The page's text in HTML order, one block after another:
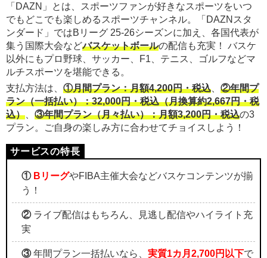
「DAZN」とは、スポーツファンが好きなスポーツをいつ
でもどこでも楽しめるスポーツチャンネル。「DAZNスタ
ンダード」ではBリーグ 25-26シーズンに加え、各国代表が
集う国際大会などバスケットボールの配信も充実！ バスケ
以外にもプロ野球、サッカー、F1、テニス、ゴルフなどマ
ルチスポーツを堪能できる。
支払方法は、 ①月間プラン：月額4,200円・税込
②年間プ
ラン（一括払い）：32,000円・税込（月換算約2,667円・税
込）
③年間プラン（月々払い）：月額3,200円・税込の3
プラン。ご自身の楽しみ方に合わせてチョイスしよう！
① BリーグやFIBA主催大会などバスケコンテンツが揃
う！
②ライブ配信はもちろん、見逃し配信やハイライト充
実
③年間プラン一括払いなら、 実質1カ月2,700円以下で